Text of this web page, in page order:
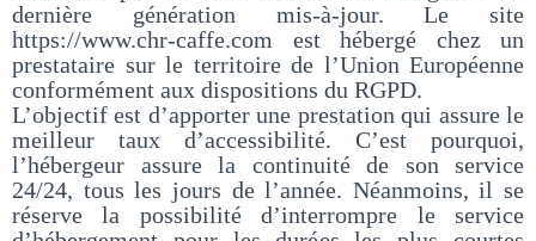
dernière génération mis-à-jour. Le site
https://www.chr-caffe.com est hébergé chez un
prestataire sur le territoire de l’Union Européenne
conformément aux dispositions du RGPD.
L’objectif est d’apporter une prestation qui assure le
meilleur taux d’accessibilité. C’est pourquoi,
l’hébergeur assure la continuité de son service
24/24, tous les jours de l’année. Néanmoins, il se
réserve la possibilité d’interrompre le service